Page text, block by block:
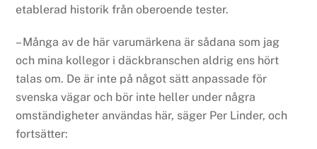
etablerad historik från oberoende tester.
– Många av de här varumärkena är sådana som jag
och mina kollegor i däckbranschen aldrig ens hört
talas om. De är inte på något sätt anpassade för
svenska vägar och bör inte heller under några
omständigheter användas här, säger Per Linder, och
fortsätter: